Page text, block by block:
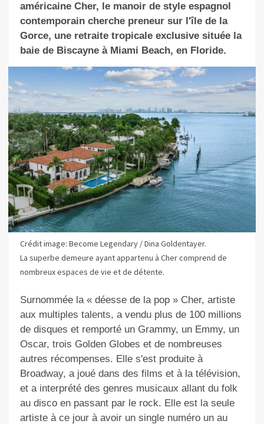
américaine Cher, le manoir de style espagnol
contemporain cherche preneur sur l'île de la
Gorce, une retraite tropicale exclusive située la
baie de Biscayne à Miami Beach, en Floride.
Crédit image: Become Legendary / Dina Goldentayer.
La superbe demeure ayant appartenu à Cher comprend de
nombreux espaces de vie et de détente.
Surnommée la « déesse de la pop » Cher, artiste
aux multiples talents, a vendu plus de 100 millions
de disques et remporté un Grammy, un Emmy, un
Oscar, trois Golden Globes et de nombreuses
autres récompenses. Elle s'est produite à
Broadway, a joué dans des films et à la télévision,
et a interprété des genres musicaux allant du folk
au disco en passant par le rock. Elle est la seule
artiste à ce jour à avoir un single numéro un au